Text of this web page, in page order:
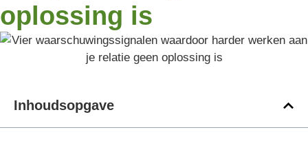
oplossing is
Inhoudsopgave